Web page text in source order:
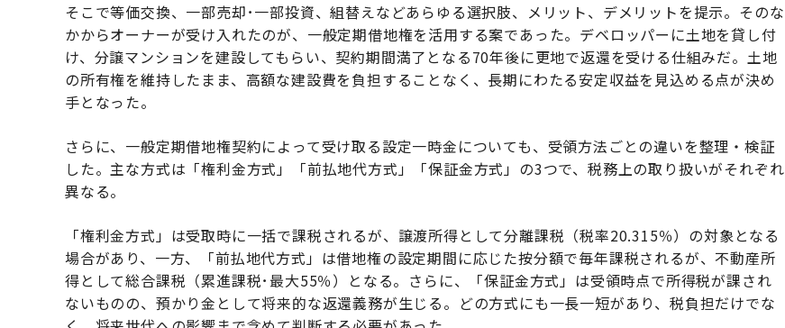
そこで等価交換、一部売却･一部投資、組替えなどあらゆる選択肢、メリット、デメリットを提示。そのな
かからオーナーが受け入れたのが、一般定期借地権を活用する案であった。デベロッパーに土地を貸し付
け、分譲マンションを建設してもらい、契約期間満了となる70年後に更地で返還を受ける仕組みだ。土地
の所有権を維持したまま、高額な建設費を負担することなく、長期にわたる安定収益を見込める点が決め
手となった。
さらに、一般定期借地権契約によって受け取る設定一時金についても、受領方法ごとの違いを整理・検証
した。主な方式は「権利金方式」「前払地代方式」「保証金方式」の3つで、税務上の取り扱いがそれぞれ
異なる。
「権利金方式」は受取時に一括で課税されるが、譲渡所得として分離課税（税率20.315％）の対象となる
場合があり、一方、「前払地代方式」は借地権の設定期間に応じた按分額で毎年課税されるが、不動産所
得として総合課税（累進課税･最大55％）となる。さらに、「保証金方式」は受領時点で所得税が課され
ないものの、預かり金として将来的な返還義務が生じる。どの方式にも一長一短があり、税負担だけでな